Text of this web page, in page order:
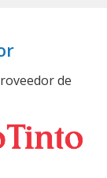
de